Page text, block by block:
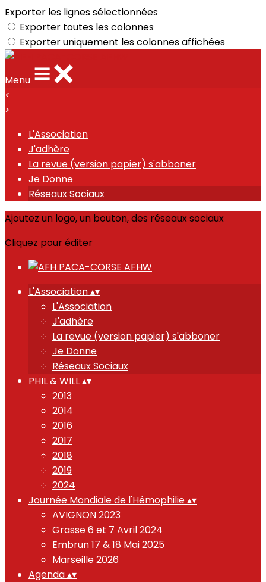
Exporter les lignes sélectionnées
Exporter toutes les colonnes
Exporter uniquement les colonnes affichées
Menu
<
>
L'Association
J'adhère
La revue (version papier) s'abboner
Je Donne
Réseaux Sociaux
Ajoutez un logo, un bouton, des réseaux sociaux
Cliquez pour éditer
L'Association▴▾
L'Association
J'adhère
La revue (version papier) s'abboner
Je Donne
Réseaux Sociaux
PHIL & WILL▴▾
2013
2014
2016
2017
2018
2019
2024
Journée Mondiale de l'Hémophilie▴▾
AVIGNON 2023
Grasse 6 et 7 Avril 2024
Embrun 17 & 18 Mai 2025
Marseille 2026
Agenda▴▾